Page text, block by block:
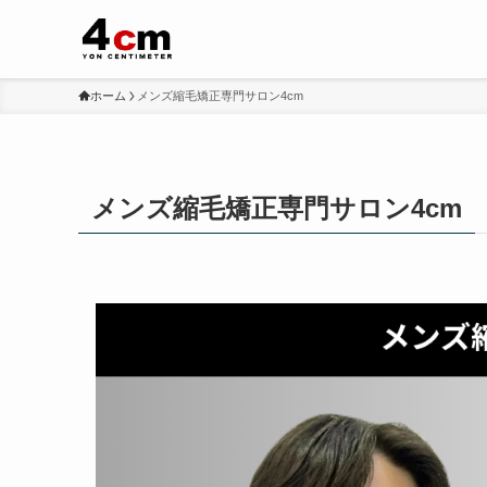
ホーム メンズ縮毛矯正専門サロン4cm
メンズ縮毛矯正専門サロン4cm